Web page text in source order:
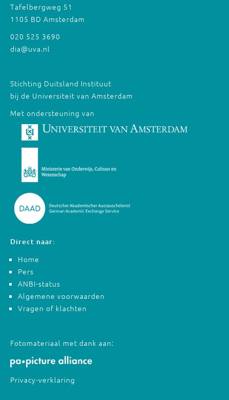
Tafelbergweg 51
1105 BD Amsterdam
020 525 3690
dia@uva.nl
Stichting Duitsland Instituut
bij de Universiteit van Amsterdam
Met ondersteuning van
Direct naar:
Home
Pers
ANBI-status
Algemene voorwaarden
Vragen of klachten
Fotomateriaal met dank aan:
Privacy-verklaring